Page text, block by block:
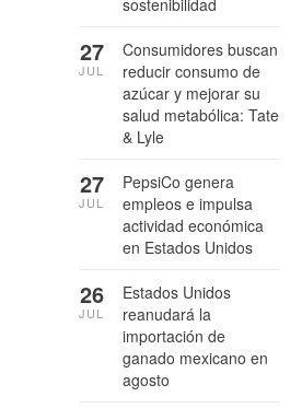
Consumidores buscan
reducir consumo de
azúcar y mejorar su
salud metabólica: Tate
& Lyle
27
JUL
PepsiCo genera
empleos e impulsa
actividad económica
en Estados Unidos
27
JUL
Estados Unidos
reanudará la
importación de
ganado mexicano en
agosto
26
JUL